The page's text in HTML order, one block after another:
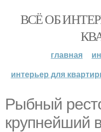
ВСЁ ОБ
главная
интерьер для
Рыбный
крупнейший